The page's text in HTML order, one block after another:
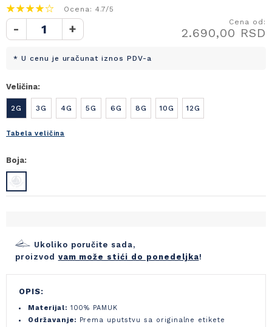
Ocena: 4.7/5
- + Cena od:
2.690,00 RSD
* U cenu je uračunat iznos PDV-a
Veličina:
2G 3G 4G 5G 6G 8G 10G 12G
Tabela veličina
Boja:
Ukoliko poručite sada,
proizvod vam može stići do ponedeljka!
OPIS:
Materijal: 100% PAMUK
Održavanje: Prema uputstvu sa originalne etikete